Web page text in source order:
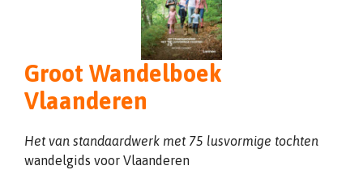
Groot Wandelboek
Vlaanderen
Het van standaardwerk met 75 lusvormige tochten
wandelgids voor Vlaanderen